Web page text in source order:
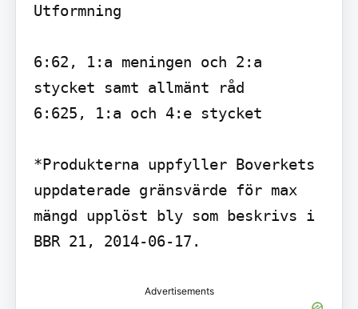
Utformning
6:62, 1:a meningen och 2:a
stycket samt allmänt råd
6:625, 1:a och 4:e stycket
*Produkterna uppfyller Boverkets
uppdaterade gränsvärde för max
mängd upplöst bly som beskrivs i
BBR 21, 2014-06-17.
Advertisements